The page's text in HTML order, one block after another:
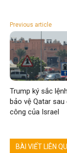
Previous article
Trump ký sắc
bảo vệ Qatar
công của Israel
BÀI VIẾT LIÊN